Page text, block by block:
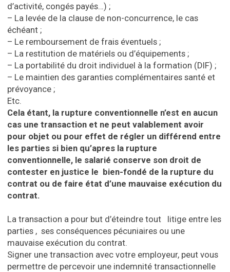
d’activité, congés payés…) ;
– La levée de la clause de non-concurrence, le cas
échéant ;
– Le remboursement de frais éventuels ;
– La restitution de matériels ou d’équipements ;
– La portabilité du droit individuel à la formation (DIF) ;
– Le maintien des garanties complémentaires santé et
prévoyance ;
Etc.
Cela étant, la rupture conventionnelle n’est en aucun
cas une transaction et ne peut valablement avoir
pour objet ou pour effet de régler un différend entre
les parties si bien qu’apres la rupture
conventionnelle, le salarié conserve son droit de
contester en justice le bien-fondé de la rupture du
contrat ou de faire état d’une mauvaise exécution du
contrat.
La transaction a pour but d’éteindre tout litige entre les
parties , ses conséquences pécuniaires ou une
mauvaise exécution du contrat.
Signer une transaction avec votre employeur, peut vous
permettre de percevoir une indemnité transactionnelle